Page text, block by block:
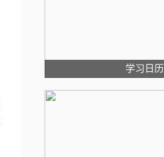
学习日历